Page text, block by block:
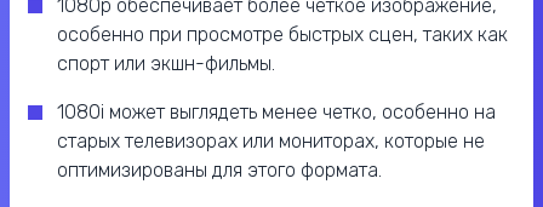
1080p обеспечивает более четкое изображение,
особенно при просмотре быстрых сцен, таких как
спорт или экшн-фильмы.
1080i может выглядеть менее четко, особенно на
старых телевизорах или мониторах, которые не
оптимизированы для этого формата.